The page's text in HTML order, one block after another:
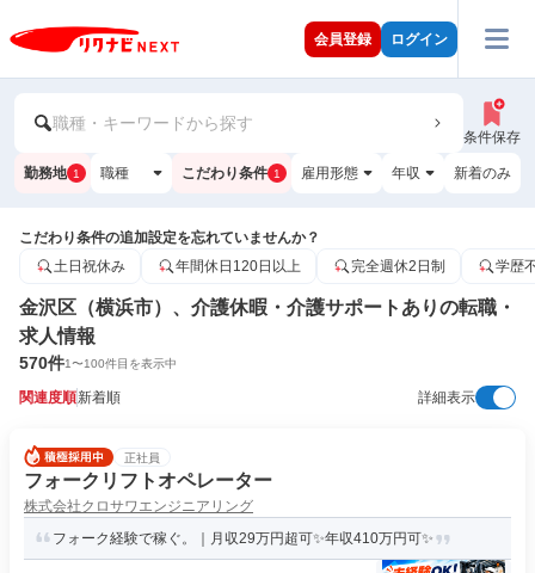
会員登録 ログイン
職種・キーワードから探す
条件保存
勤務地 1 職種 こだわり条件 1 雇用形態 年収 新着のみ
こだわり条件の追加設定を忘れていませんか？
土日祝休み
年間休日120日以上 完全週休2日制 学歴
金沢区（横浜市）、介護休暇・介護サポートありの転職・
求人情報
570件1〜100件目を表示中
関連度順新着順 詳細表示
正社員
フォークリフトオペレーター
株式会社クロサワエンジニアリング
フォーク経験で稼ぐ。｜月収29万円超可✨年収410万円可✨